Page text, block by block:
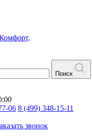
Поиск
06 8 (499) 348-15-11
звонок